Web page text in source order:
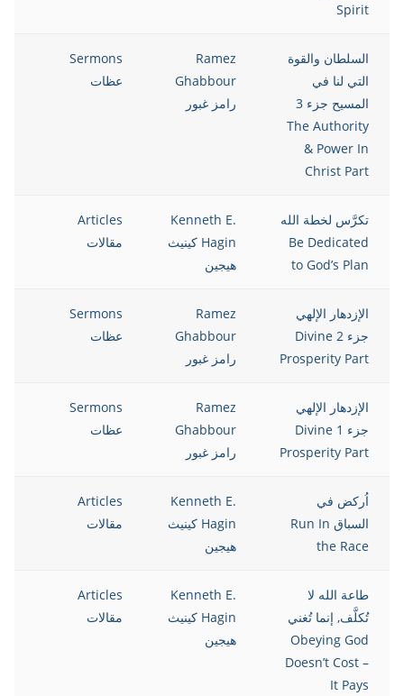
Spirit
السلطان والقوة
التي لنا في
المسيح جزء 3
The Authority
& Power In
Christ Part
Ramez
Ghabbour
رامز غبور
Sermons
عظات
تكرَّس لخطة الله
Be Dedicated
to God’s Plan
Kenneth E.
Hagin كينيث
هيجين
Articles
مقالات
الإزدهار الإلهي
جزء 2 Divine
Prosperity Part
Ramez
Ghabbour
رامز غبور
Sermons
عظات
الإزدهار الإلهي
جزء 1 Divine
Prosperity Part
Ramez
Ghabbour
رامز غبور
Sermons
عظات
اُركض في
السباق Run In
the Race
Kenneth E.
Hagin كينيث
هيجين
Articles
مقالات
طاعة الله لا
تُكلَّف, إنما تُغني
Obeying God
Doesn’t Cost –
It Pays
Kenneth E.
Hagin كينيث
هيجين
Articles
مقالات